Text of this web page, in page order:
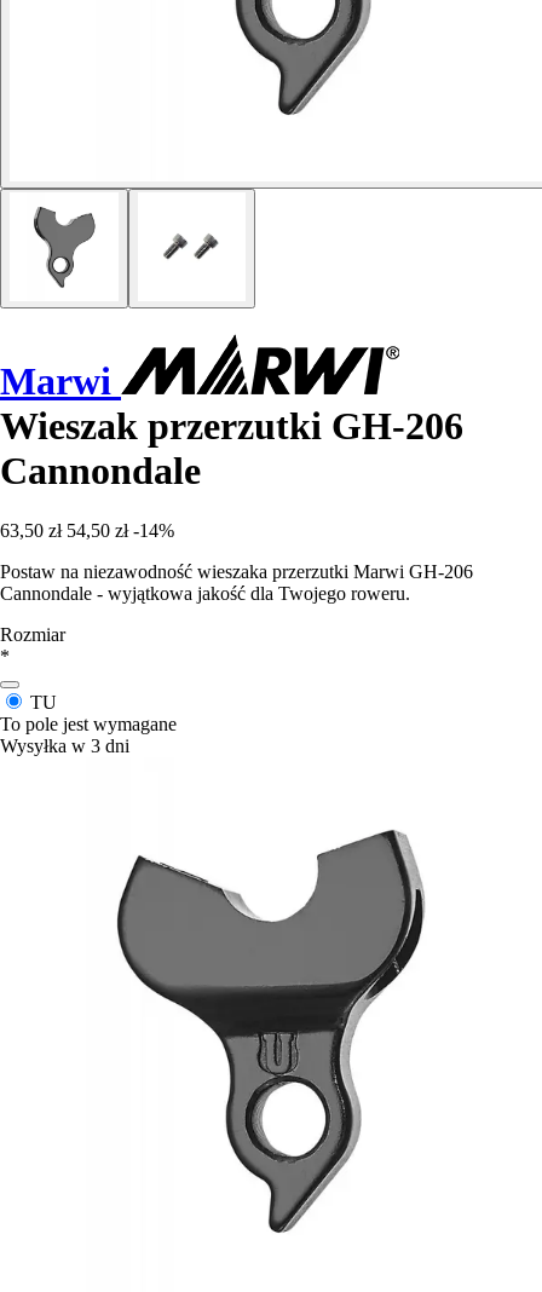
Marwi
Wieszak przerzutki GH-206
Cannondale
63,50 zł 54,50 zł -14%
Postaw na niezawodność wieszaka przerzutki Marwi GH-206
Cannondale - wyjątkowa jakość dla Twojego roweru.
Rozmiar
*
TU
To pole jest wymagane
Wysyłka w 3 dni